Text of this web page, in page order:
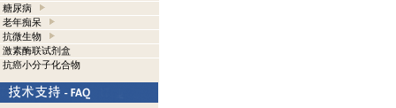
糖尿病
老年痴呆
抗微生物
激素酶联试剂盒
抗癌小分子化合物